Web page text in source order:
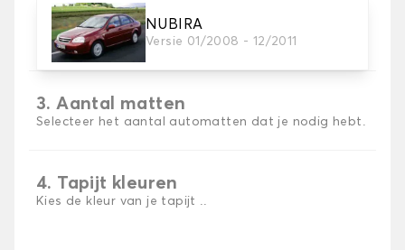
NUBIRA
Versie 01/2008 - 12/2011
2. Materiaal
Kies het materiaal van uw automatten
3. Aantal matten
Selecteer het aantal automatten dat je nodig hebt.
4. Tapijt kleuren
Kies de kleur van je tapijt ..